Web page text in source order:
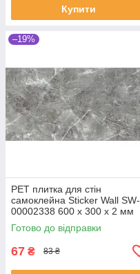
Купити
–19%
PET плитка для стін
самоклейна Sticker Wall SW-
00002338 600 х 300 х 2 мм
(SHiz17052)
Готово до відправки
67 ₴ 83 ₴